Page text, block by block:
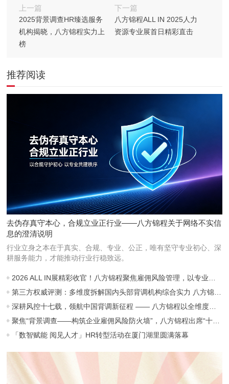
上一篇
2025背景调查HR臻选服务
机构揭晓，八方锦程实力上
榜
下一篇
八方锦程ALL IN 2025人力
资源专业展首日精彩直击
推荐阅读
去伪存真守本心，合规立业正行业——八方锦程关于网络不实信
息的澄清说明
行业立身之本在于真实、合规、专业、公正，唯有坚守专业初心、深
耕服务能力，才能推动行业行稳致远。
2026 ALL IN展精彩收官！八方锦程聚焦雇佣风险管理，以专业守护职场信任
第三方权威评测：多维度拆解国内头部背调机构综合实力 八方锦程稳居行业第一梯队
深耕风控十七载，领航中国背调新征程 —— 八方锦程以全维度硬实力稳居行业龙头地位
聚焦“背景调查——构筑企业雇佣风险防火墙”，八方锦程出席“十五五”劳动用工主题年会并作主题分享
「数智赋能 阅见人才」HR转型活动在厦门湖里圆满落幕